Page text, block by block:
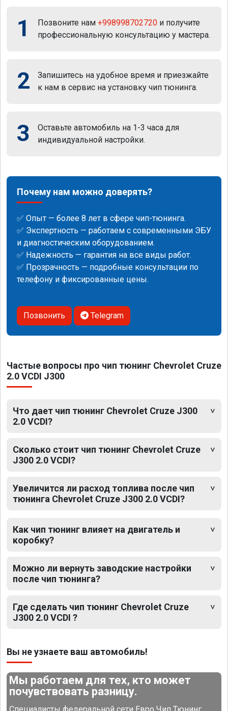
1 Позвоните нам +998998702720 и получите
профессиональную консультацию у мастера.
2
Запишитесь на удобное время и приезжайте
к нам в сервис на установку чип тюнинга.
3
Оставьте автомобиль на 1-3 часа для
индивидуальной настройки.
Почему нам можно доверять?
✅ Опыт — более 8 лет в сфере чип-тюнинга.
✅ Экспертность — работаем с современными ЭБУ
и диагностическим оборудованием.
✅ Надежность — гарантия на все виды работ.
✅ Прозрачность — подробные консультации по
телефону и фиксированные цены.
Позвонить Telegram
Частые вопросы про чип тюнинг Chevrolet Cruze
2.0 VCDI J300
Что дает чип тюнинг Chevrolet Cruze J300
2.0 VCDI?
Сколько стоит чип тюнинг Chevrolet Cruze
J300 2.0 VCDI?
Увеличится ли расход топлива после чип
тюнинга Chevrolet Cruze J300 2.0 VCDI?
Как чип тюнинг влияет на двигатель и
коробку?
Можно ли вернуть заводские настройки
после чип тюнинга?
Где сделать чип тюнинг Chevrolet Cruze
J300 2.0 VCDI ?
Вы не узнаете ваш автомобиль!
Мы работаем для тех, кто может
почувствовать разницу.
Специалисты федеральной сети Евро Чип Тюнинг